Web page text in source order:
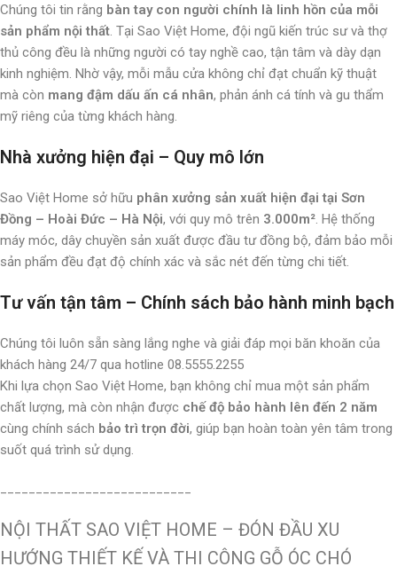
Chúng tôi tin rằng bàn tay con người chính là linh hồn của mỗi
sản phẩm nội thất. Tại Sao Việt Home, đội ngũ kiến trúc sư và thợ
thủ công đều là những người có tay nghề cao, tận tâm và dày dạn
kinh nghiệm. Nhờ vậy, mỗi mẫu cửa không chỉ đạt chuẩn kỹ thuật
mà còn mang đậm dấu ấn cá nhân, phản ánh cá tính và gu thẩm
mỹ riêng của từng khách hàng.
Nhà xưởng hiện đại – Quy mô lớn
Sao Việt Home sở hữu phân xưởng sản xuất hiện đại tại Sơn
Đồng – Hoài Đức – Hà Nội, với quy mô trên 3.000m². Hệ thống
máy móc, dây chuyền sản xuất được đầu tư đồng bộ, đảm bảo mỗi
sản phẩm đều đạt độ chính xác và sắc nét đến từng chi tiết.
Tư vấn tận tâm – Chính sách bảo hành minh bạch
Chúng tôi luôn sẵn sàng lắng nghe và giải đáp mọi băn khoăn của
khách hàng 24/7 qua hotline 08.5555.2255
Khi lựa chọn Sao Việt Home, bạn không chỉ mua một sản phẩm
chất lượng, mà còn nhận được chế độ bảo hành lên đến 2 năm
cùng chính sách bảo trì trọn đời, giúp bạn hoàn toàn yên tâm trong
suốt quá trình sử dụng.
NỘI THẤT SAO VIỆT HOME – ĐÓN ĐẦU XU
HƯỚNG THIẾT KẾ VÀ THI CÔNG GỖ ÓC CHÓ